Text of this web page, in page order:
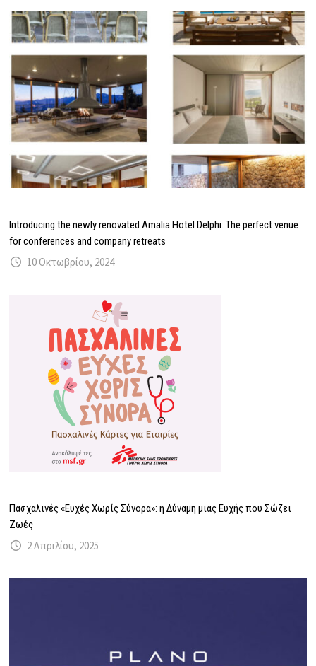
Introducing the newly renovated Amalia Hotel Delphi: The perfect venue
for conferences and company retreats
10 Οκτωβρίου, 2024
Πασχαλινές «Ευχές Χωρίς Σύνορα»: η Δύναμη μιας Ευχής που Σώζει
Ζωές
2 Απριλίου, 2025